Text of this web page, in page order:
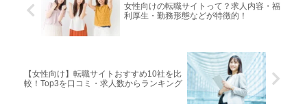
女性向けの転職サイトって？求人内容・福
利厚生・勤務形態などが特徴的！
【女性向け】転職サイトおすすめ10社を比
較！Top3を口コミ・求人数からランキング